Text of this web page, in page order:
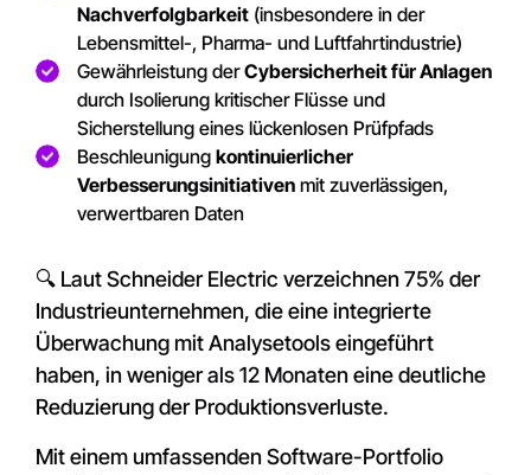
Nachverfolgbarkeit (insbesondere in der
Lebensmittel-, Pharma- und Luftfahrtindustrie)
Gewährleistung derCybersicherheit für Anlagen
durch Isolierung kritischer Flüsse und
Sicherstellung eines lückenlosen Prüfpfads
Beschleunigung kontinuierlicher
Verbesserungsinitiativen mit zuverlässigen,
verwertbaren Daten
🔍 Laut Schneider Electric verzeichnen 75% der
Industrieunternehmen, die eine integrierte
Überwachung mit Analysetools eingeführt
haben, in weniger als 12 Monaten eine deutliche
Reduzierung der Produktionsverluste.
Mit einem umfassenden Software-Portfolio